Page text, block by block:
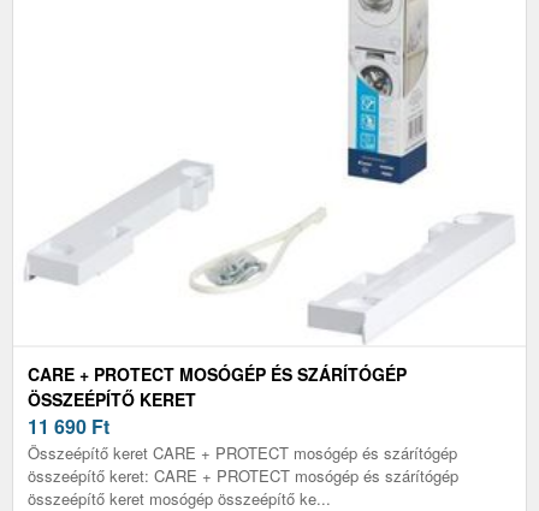
CARE + PROTECT MOSÓGÉP ÉS SZÁRÍTÓGÉP
ÖSSZEÉPÍTŐ KERET
11 690 Ft
Összeépítő keret CARE + PROTECT mosógép és szárítógép
összeépítő keret: CARE + PROTECT mosógép és szárítógép
összeépítő keret mosógép összeépítő ke...